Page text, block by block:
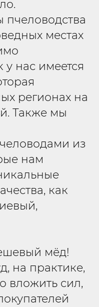
местах
нас имеется
регионах на
Также мы
из
нам
как
мёд!
на практике,
вложить сил,